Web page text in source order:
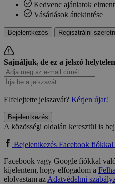
Kedvenc ajánlatok
Vásárlások áttekintése
Bejelentkezés Regisztrálni
Sajnáljuk, de ez a jelszó
Elfelejtette jelszavát? Kérjen újat!
Bejelentkezés
A közösségi oldalán keresztül is
Bejelentkezés Facebook fiókkal
Facebook vagy Google fiókkal
kijelentem, hogy elfogadom a
elolvastam azAdatvédelmi